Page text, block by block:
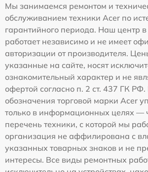
Мы занимаемся ремонтом и
обслуживанием техники Acer по
гарантийного периода. Наш центр
работает независимо и не имеет
авторизации от производителя.
указанные на сайте, носят
ознакомительный характер и не
офертой согласно п. 2 ст. 437 ГК
обозначения торговой марки Acer
только в информационных целях —
перечень техники, с которой мы
организация не аффилирована с
указанных товарных знаков и не
интересы. Все виды ремонтных